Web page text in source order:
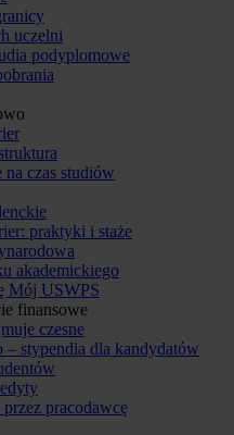
uczelni
podyplomowe
czas studiów
praktyki i staże
akademickiego
Mój USWPS
finansowe
czesne
– stypendia dla kandydatów
pracodawcę